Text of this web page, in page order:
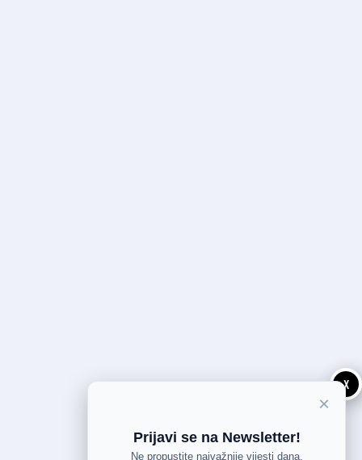
X
×
Prijavi se na Newsletter!
Ne propustite najvažnije vijesti dana.